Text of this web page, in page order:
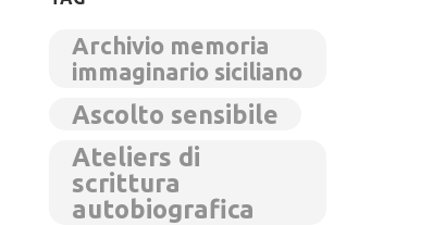
Archivio memoria
immaginario siciliano
Ascolto sensibile
Ateliers di
scrittura
autobiografica